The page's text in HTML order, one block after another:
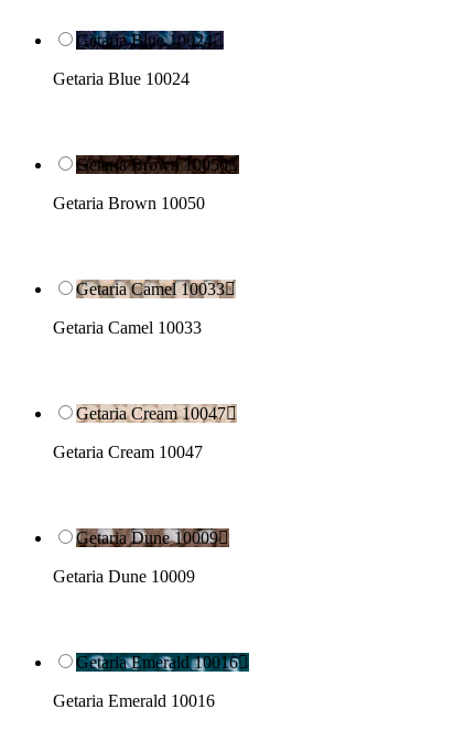
Getaria Blue 10024
Getaria Blue 10024
Getaria Brown 10050
Getaria Brown 10050
Getaria Camel 10033
Getaria Camel 10033
Getaria Cream 10047
Getaria Cream 10047
Getaria Dune 10009
Getaria Dune 10009
Getaria Emerald 10016
Getaria Emerald 10016